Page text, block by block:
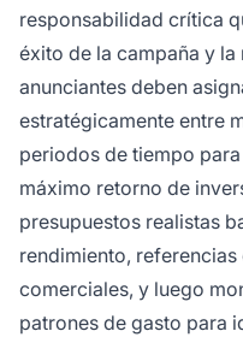
responsabilidad crítica
éxito de la campaña y
anunciantes deben
estratégicamente entre
periodos de tiempo
máximo retorno de
presupuestos realistas
rendimiento,
comerciales, y luego
patrones de gasto para